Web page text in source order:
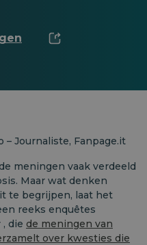
– Journaliste, Fanpage.it
meningen vaak verdeeld
Maar wat denken
te begrijpen, laat het
reeks enquêtes
, die de meningen van
over kwesties die